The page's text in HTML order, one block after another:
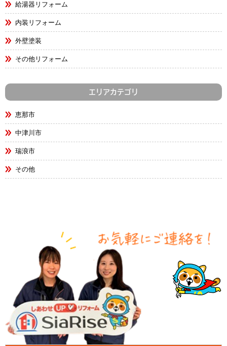
給湯器リフォーム
内装リフォーム
外壁塗装
その他リフォーム
エリアカテゴリ
恵那市
中津川市
瑞浪市
その他